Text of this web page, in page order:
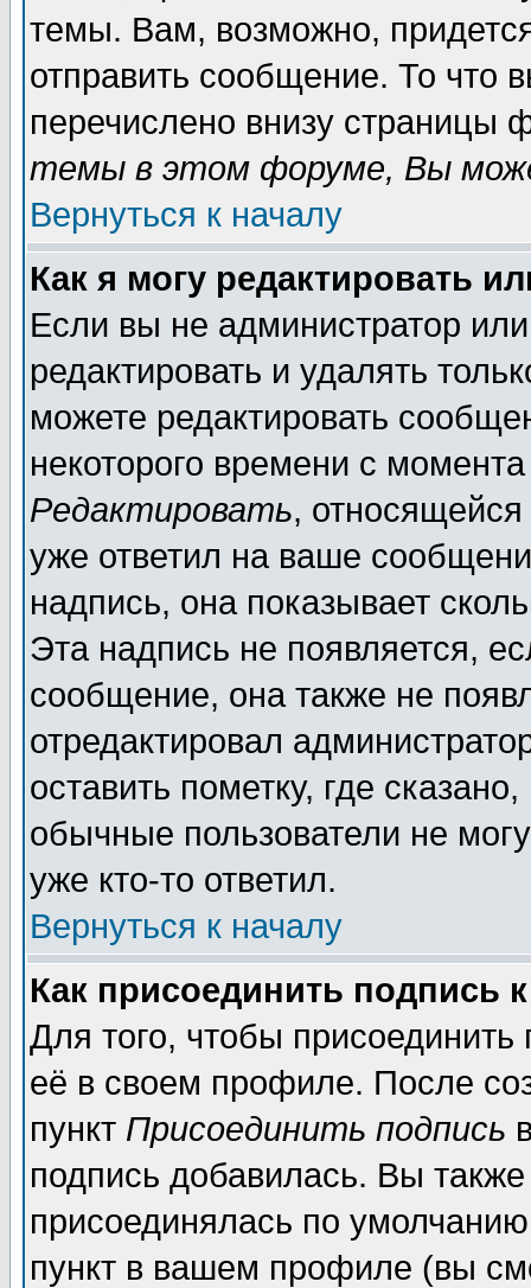
темы. Вам, возможно,
отправить сообщение. То что
перечислено внизу страницы
темы в этом форуме, Вы
Вернуться к началу
Как я могу редактировать
Если вы не администратор
редактировать и удалять
можете редактировать
некоторого времени с
Редактировать,
уже ответил на ваше
надпись, она показывает
Эта надпись не появляется,
сообщение, она также не
отредактировал
оставить пометку, где
обычные пользователи не
уже кто-то ответил.
Вернуться к началу
Как присоединить подпись
Для того, чтобы
её в своем профиле. После
пункт Присоединить подпись
подпись добавилась. Вы
присоединялась по
пункт в вашем профиле (вы